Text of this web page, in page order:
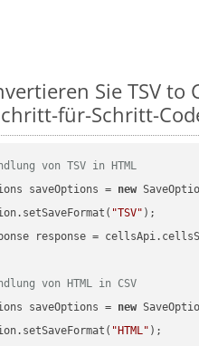
Sie TSV to
für-Schritt-
von TSV in HTML
saveOptions = new
"TSV" );
response =
von HTML in CSV
saveOptions = new
"HTML" );